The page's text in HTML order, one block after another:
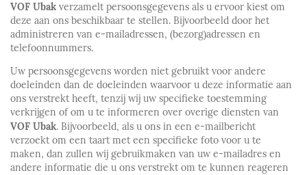
VOF Ubak verzamelt persoonsgegevens als u ervoor kiest om
deze aan ons beschikbaar te stellen. Bijvoorbeeld door het
administreren van e-mailadressen, (bezorg)adressen en
telefoonnummers.
Uw persoonsgegevens worden niet gebruikt voor andere
doeleinden dan de doeleinden waarvoor u deze informatie aan
ons verstrekt heeft, tenzij wij uw specifieke toestemming
verkrijgen of om u te informeren over overige diensten van
VOF Ubak. Bijvoorbeeld, als u ons in een e-mailbericht
verzoekt om een taart met een specifieke foto voor u te
maken, dan zullen wij gebruikmaken van uw e-mailadres en
andere informatie die u ons verstrekt om te kunnen reageren